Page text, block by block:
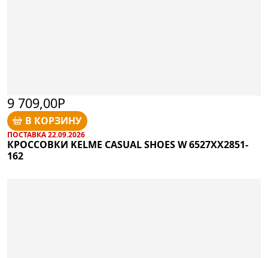
9 709,00Р
В КОРЗИНУ
ПОСТАВКА 22.09.2026
КРОССОВКИ KELME CASUAL SHOES W 6527XX2851-
162